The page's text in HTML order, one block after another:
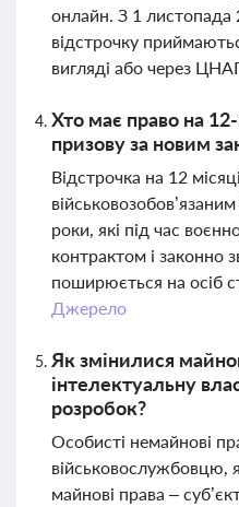
онлайн. З 1 листопада
відстрочку
вигляді або через
Хто має право на 12-
призову за новим
Відстрочка на 12
роки, які під час
контрактом і законно
поширюється на осіб
Джерело
Як змінилися
інтелектуальну
розробок?
Особисті немайнові
військовослужбовцю,
майнові права –